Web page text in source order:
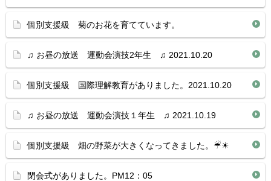
個別支援級 菊のお花を育てています。
♫ お昼の放送 運動会演技2年生 ♫ 2021.10.20
個別支援級 国際理解教育がありました。2021.10.20
♫ お昼の放送 運動会演技１年生 ♫ 2021.10.19
個別支援級 畑の野菜が大きくなってきました。☔︎☀︎
閉会式がありました。PM12：05